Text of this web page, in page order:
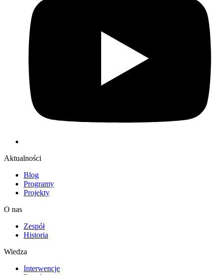
Aktualności
Blog
Programy
Projekty
O nas
Zespół
Historia
Wiedza
Interwencje